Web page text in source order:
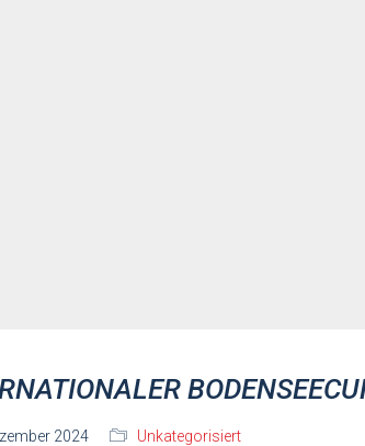
2024 Unkategorisiert